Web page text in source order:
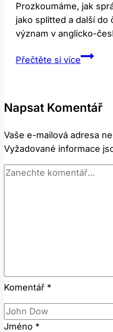
Prozkoumáme, jak
jako splitted a další do
význam v anglicko-
Přečtěte si víceSplitted:
v
českém
Napsat Komentář
Vaše e-mailová adresa
Vyžadované informace
Komentář *
Jméno *